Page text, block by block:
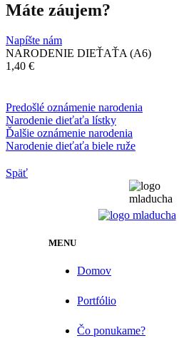
Máte záujem?
Napíšte nám
NARODENIE DIEŤAŤA (A6)
1,40 €
Predošlé oznámenie narodenia
Narodenie dieťaťa lístky
Ďalšie oznámenie narodenia
Narodenie dieťaťa biele ruže
Späť
MENU
Domov
Portfólio
Čo ponukame?